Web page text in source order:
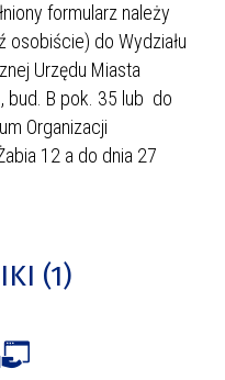
formularz należy
do Wydziału
Urzędu Miasta
bud. B pok. 35 lub do
Organizacji
12 a do dnia 27
(1)